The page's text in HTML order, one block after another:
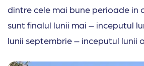
dintre cele mai bune perioade in
sunt finalul lunii mai – inceputul
lunii septembrie – inceputul lunii